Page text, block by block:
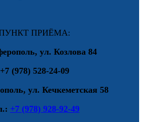
ПРИЁМА:
ул. Козлова 84
+7 (978) 528-24-09
ул. Кечкеметская 58
+7 (978) 928-92-49